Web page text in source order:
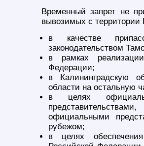
Временный запрет не
вывозимых с
в качестве
законодательством
в рамках
Федерации;
в Калининградскую
области на остальную
в целях
официальными
рубежом;
в целях